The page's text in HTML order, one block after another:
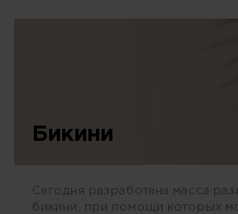
Бикини
Сегодня разработана масса
бикини, при помощи которых